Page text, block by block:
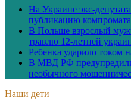
На Украине экс-
публикацию
В Польше взрослый
травлю 12-летней
Ребенка ударило током
В МВД РФ предупредили
необычного
Наши дети